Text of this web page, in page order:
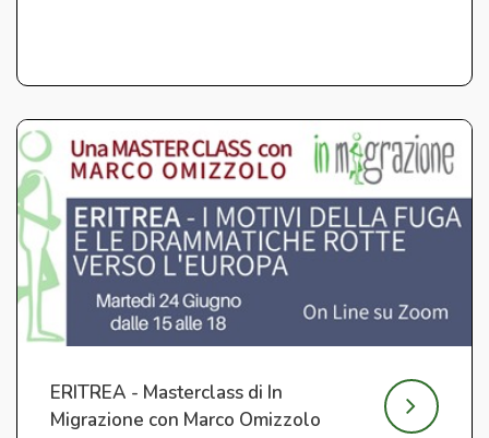
ERITREA - Masterclass di In
Migrazione con Marco Omizzolo